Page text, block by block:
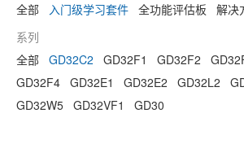
全部
入门级学习套件 全功能评估板
解决
系列
全部
GD32C2 GD32F1 GD32F2
GD32F4 GD32E1 GD32E2 GD32L2
GD32W5 GD32VF1 GD30